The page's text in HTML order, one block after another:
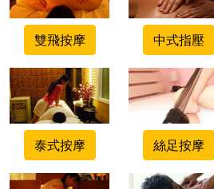
雙飛按摩 中式指壓
500x500
泰式按摩
500x500
絲足按摩